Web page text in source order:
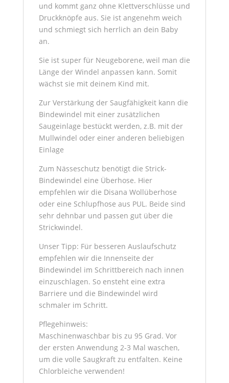
und kommt ganz ohne Klettverschlüsse und
Druckknöpfe aus. Sie ist angenehm weich
und schmiegt sich herrlich an dein Baby
an.
Sie ist super für Neugeborene, weil man die
Länge der Windel anpassen kann. Somit
wächst sie mit deinem Kind mit.
Zur Verstärkung der Saugfähigkeit kann die
Bindewindel mit einer zusätzlichen
Saugeinlage bestückt werden, z.B. mit der
Mullwindel oder einer anderen beliebigen
Einlage
Zum Nässeschutz benötigt die Strick-
Bindewindel eine Überhose. Hier
empfehlen wir die Disana Wollüberhose
oder eine Schlupfhose aus PUL. Beide sind
sehr dehnbar und passen gut über die
Strickwindel.
Unser Tipp: Für besseren Auslaufschutz
empfehlen wir die Innenseite der
Bindewindel im Schrittbereich nach innen
einzuschlagen. So ensteht eine extra
Barriere und die Bindewindel wird
schmaler im Schritt.
Pflegehinweis:
Maschinenwaschbar bis zu 95 Grad. Vor
der ersten Anwendung 2-3 Mal waschen,
um die volle Saugkraft zu entfalten. Keine
Chlorbleiche verwenden!